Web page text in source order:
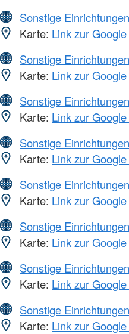
Sonstige Einrichtungen
Karte: Link zur
Sonstige Einrichtungen
Karte: Link zur
Sonstige Einrichtungen
Karte: Link zur
Sonstige Einrichtungen
Karte: Link zur
Sonstige Einrichtungen
Karte: Link zur
Sonstige Einrichtungen
Karte: Link zur
Sonstige Einrichtungen
Karte: Link zur
Sonstige Einrichtungen
Karte: Link zur